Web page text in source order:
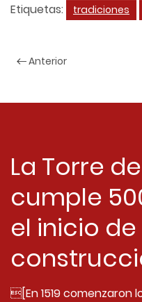
Etiquetas: tradiciones
Anterior
La Torre
cumple
el inicio de
[En 1519 comenzaron